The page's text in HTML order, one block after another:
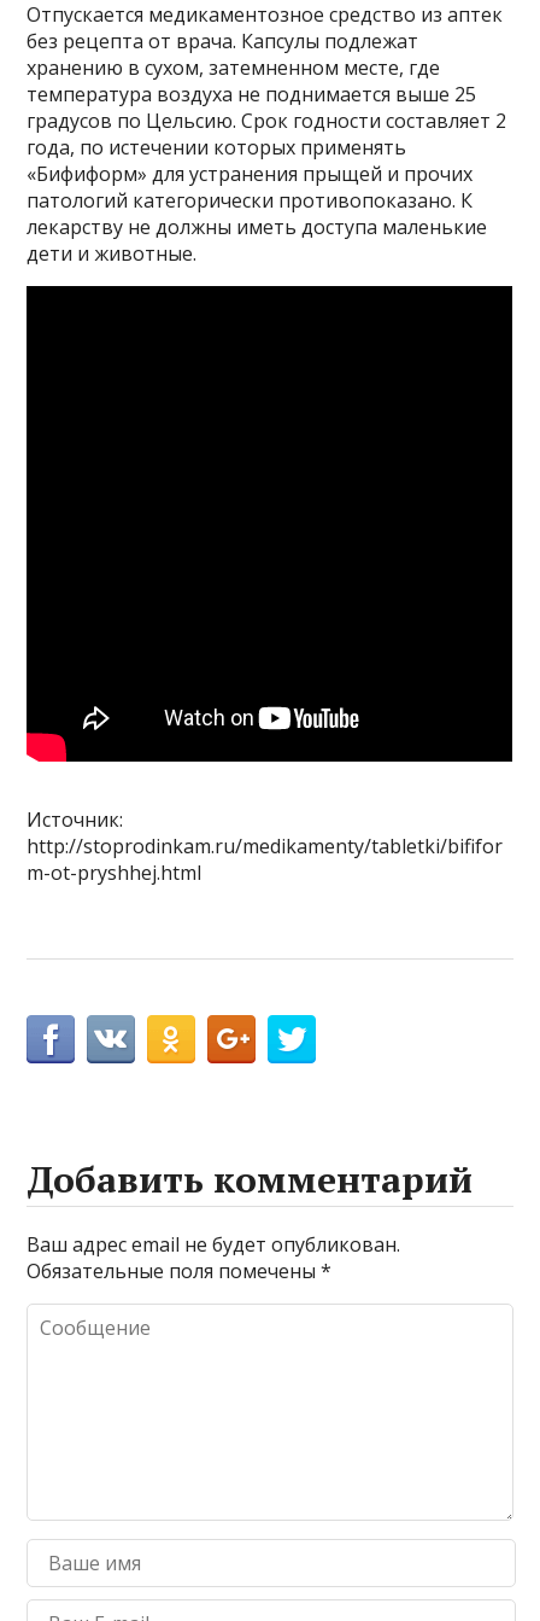
Отпускается медикаментозное средство из аптек
без рецепта от врача. Капсулы подлежат
хранению в сухом, затемненном месте, где
температура воздуха не поднимается выше 25
градусов по Цельсию. Срок годности составляет 2
года, по истечении которых применять
«Бифиформ» для устранения прыщей и прочих
патологий категорически противопоказано. К
лекарству не должны иметь доступа маленькие
дети и животные.
Источник:
http://stoprodinkam.ru/medikamenty/tabletki/bififor
m-ot-pryshhej.html
Добавить комментарий
Ваш адрес email не будет опубликован.
Обязательные поля помечены*